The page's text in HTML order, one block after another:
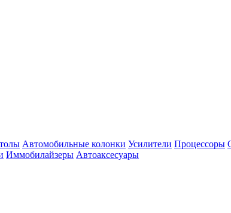
Автомобильные колонки Усилители Процессоры
Иммобилайзеры Автоаксесуары